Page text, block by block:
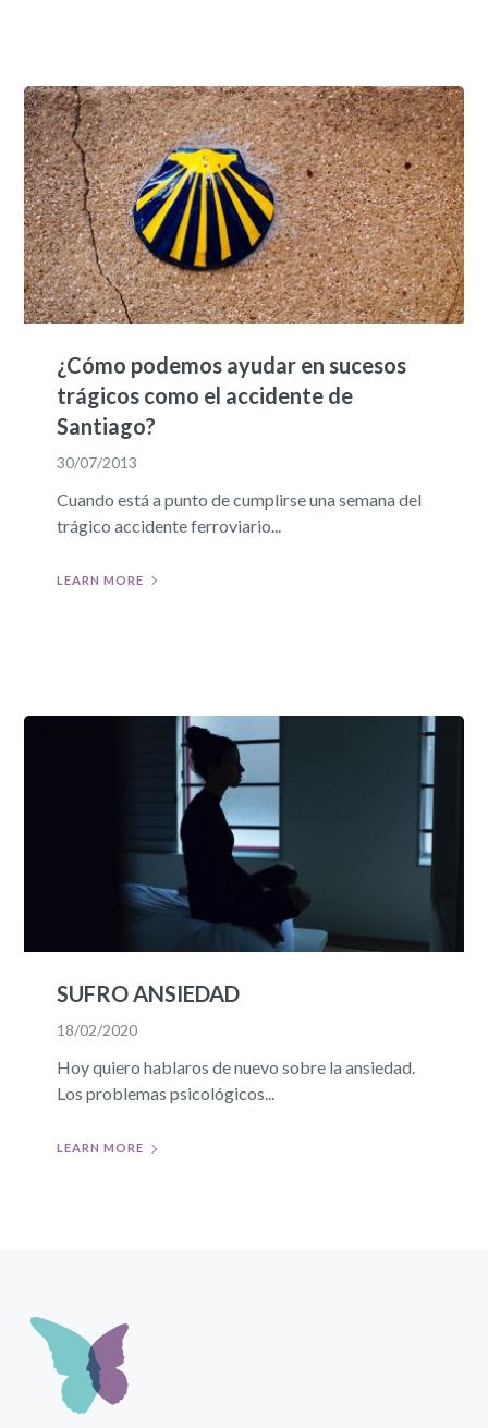
¿Cómo podemos ayudar en sucesos
trágicos como el accidente de
Santiago?
30/07/2013
Cuando está a punto de cumplirse una semana del
trágico accidente ferroviario...
LEARN MORE
SUFRO ANSIEDAD
18/02/2020
Hoy quiero hablaros de nuevo sobre la ansiedad.
Los problemas psicológicos...
LEARN MORE